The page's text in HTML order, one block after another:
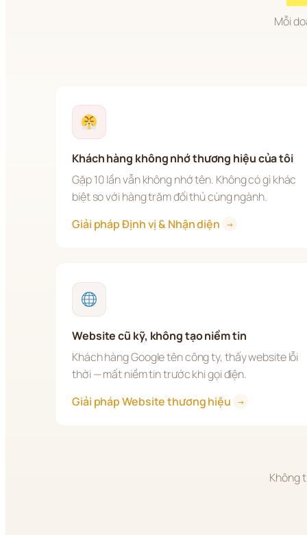
Mỗi
Khách hàng không nhớ thương hiệu của tôi
Gặp 10 lần vẫn không nhớ tên. Không có gì khác
biệt so với hàng trăm đối thủ cùng ngành.
Giải pháp Định vị & Nhận diện
→
Website cũ kỹ, không tạo niềm tin
Khách hàng Google tên công ty, thấy website lỗi
thời — mất niềm tin trước khi gọi điện.
Giải pháp Website thương hiệu
→
Không